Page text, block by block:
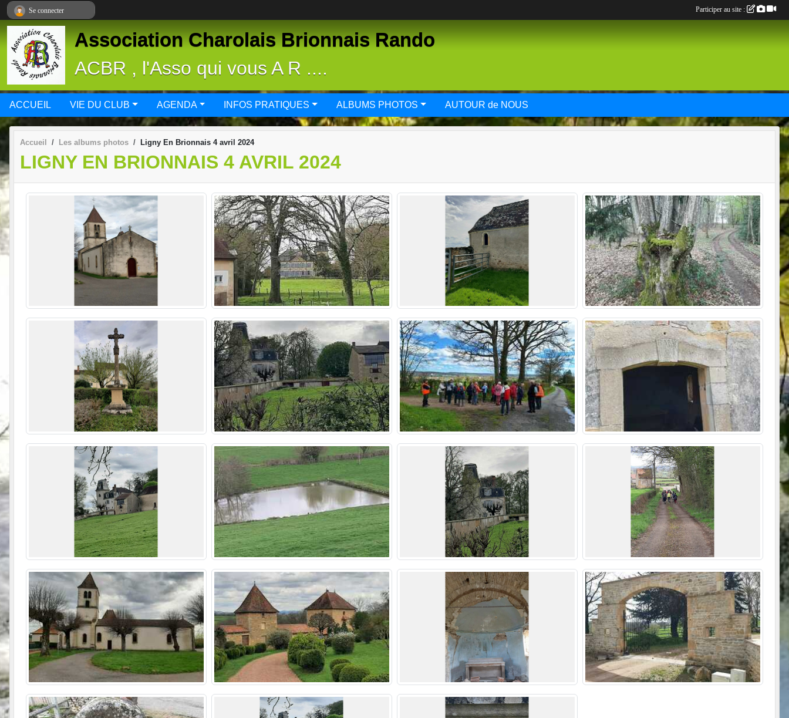
Association Charolais Brionnais Rando
ACBR , l'Asso qui vous A R ....
ACCUEIL VIE DU CLUB AGENDA INFOS PRATIQUES ALBUMS PHOTOS AUTOUR de NOUS
Accueil Les albums photos Ligny En Brionnais 4 avril 2024
LIGNY EN BRIONNAIS 4 AVRIL 2024
Se connecter Participer au site :
Panneau de gestion des cookies